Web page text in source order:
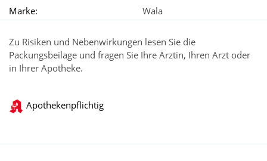
Marke:
Wala
Zu Risiken und Nebenwirkungen lesen Sie die
Packungsbeilage und fragen Sie Ihre Ärztin, Ihren Arzt oder
in Ihrer Apotheke.
Apothekenpflichtig